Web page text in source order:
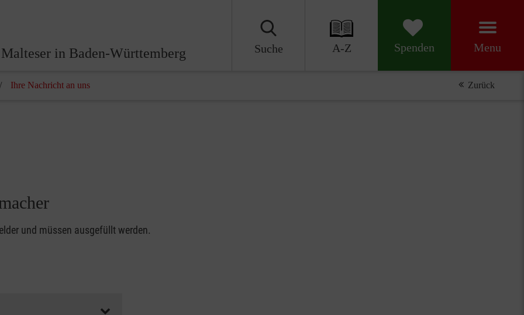
in Baden-Württemberg Suche A-Z Spenden Menu
Ihre Nachricht an uns Zurück
und müssen ausgefüllt werden.